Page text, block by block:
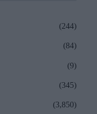
(244)
(84)
(9)
(345)
(3,850)